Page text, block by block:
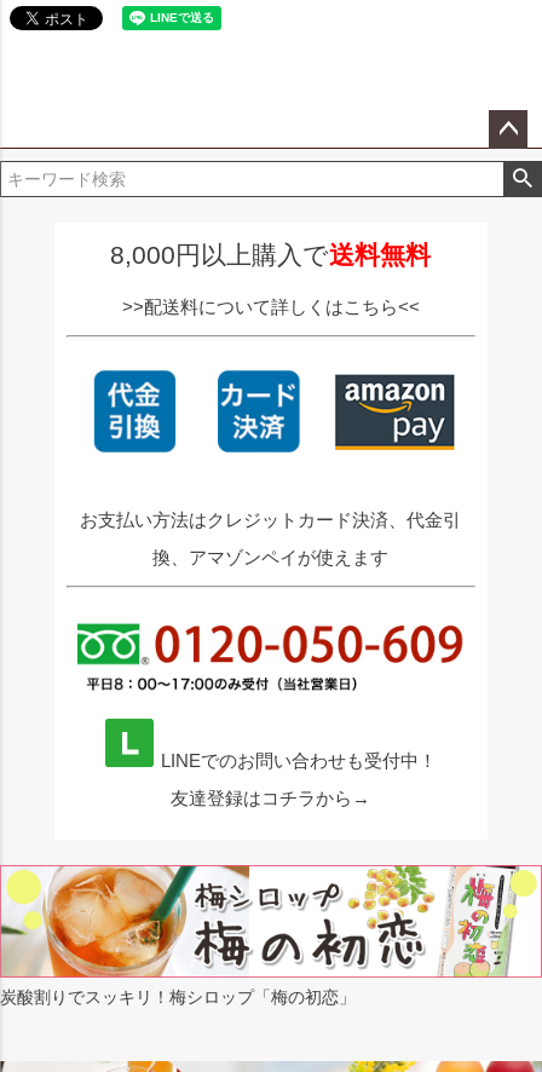
ペー
ジト
8,000円以上購入で送料無料
>>配送料について詳しくはこちら<<
お支払い方法はクレジットカード決済、代金引
換、アマゾンペイが使えます
LINEでのお問い合わせも受付中！
友達登録はコチラから→
炭酸割りでスッキリ！梅シロップ「梅の初恋」